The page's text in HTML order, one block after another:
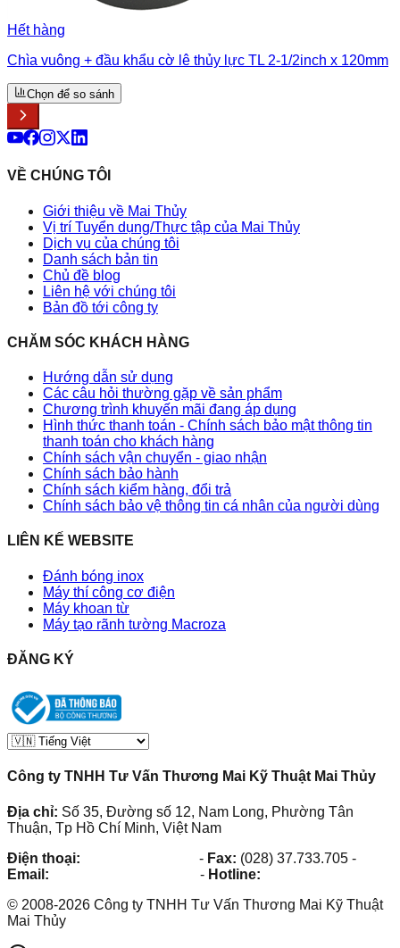
Hết hàng
Chìa vuông + đầu khẩu cờ lê thủy lực TL 2-1/2inch x 120mm
Chọn để so sánh
VỀ CHÚNG TÔI
Giới thiệu về Mai Thủy
Vị trí Tuyển dụng/Thực tập của Mai Thủy
Dịch vụ của chúng tôi
Danh sách bản tin
Chủ đề blog
Liên hệ với chúng tôi
Bản đồ tới công ty
CHĂM SÓC KHÁCH HÀNG
Hướng dẫn sử dụng
Các câu hỏi thường gặp về sản phẩm
Chương trình khuyến mãi đang áp dụng
Hình thức thanh toán - Chính sách bảo mật thông tin
thanh toán cho khách hàng
Chính sách vận chuyển - giao nhận
Chính sách bảo hành
Chính sách kiểm hàng, đổi trả
Chính sách bảo vệ thông tin cá nhân của người dùng
LIÊN KẾ WEBSITE
Đánh bóng inox
Máy thí công cơ điện
Máy khoan từ
Máy tạo rãnh tường Macroza
ĐĂNG KÝ
Công ty TNHH Tư Vấn Thương Mai Kỹ Thuật Mai Thủy
Địa chỉ: Số 35, Đường số 12, Nam Long, Phường Tân
Thuận, Tp Hồ Chí Minh, Việt Nam
Điện thoại:
- Fax: (028) 37.733.705 -
Email:
- Hotline:
© 2008-2026 Công ty TNHH Tư Vấn Thương Mai Kỹ Thuật
Mai Thủy